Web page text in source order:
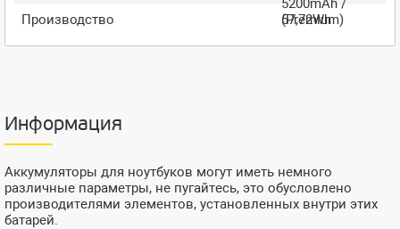
57,72Wh
Производство (Premium)
Информация
Аккумуляторы для ноутбуков могут иметь немного
различные параметры, не пугайтесь, это обусловлено
производителями элементов, установленных внутри этих
батарей.